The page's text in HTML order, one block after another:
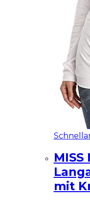
MISS
mit